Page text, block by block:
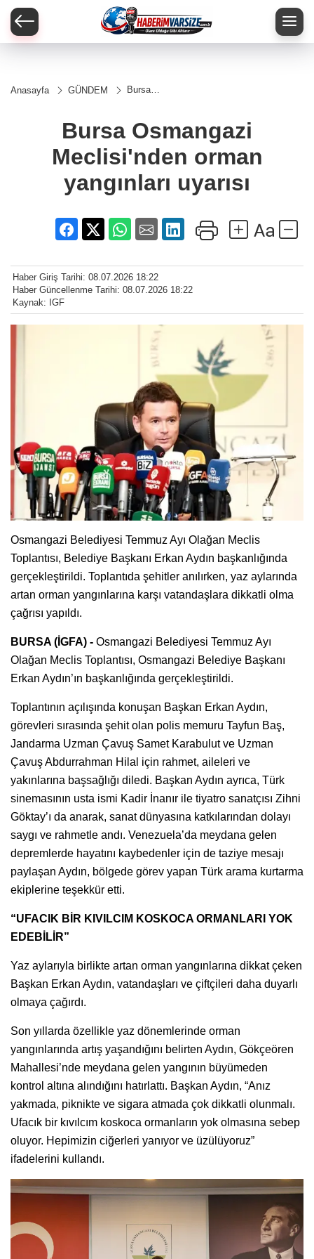
Anasayfa GÜNDEM
Bursa
orman
yangınları
Bursa Osmangazi
Meclisi'nden orman
yangınları uyarısı
Haber Giriş Tarihi: 08.07.2026 18:22
Haber Güncellenme Tarihi: 08.07.2026 18:22
Kaynak: IGF
Osmangazi Belediyesi Temmuz Ayı Olağan Meclis
Toplantısı, Belediye Başkanı Erkan Aydın başkanlığında
gerçekleştirildi. Toplantıda şehitler anılırken, yaz aylarında
artan orman yangınlarına karşı vatandaşlara dikkatli olma
çağrısı yapıldı.
BURSA (İGFA) - Osmangazi Belediyesi Temmuz Ayı
Olağan Meclis Toplantısı, Osmangazi Belediye Başkanı
Erkan Aydın’ın başkanlığında gerçekleştirildi.
Toplantının açılışında konuşan Başkan Erkan Aydın,
görevleri sırasında şehit olan polis memuru Tayfun Baş,
Jandarma Uzman Çavuş Samet Karabulut ve Uzman
Çavuş Abdurrahman Hilal için rahmet, aileleri ve
yakınlarına başsağlığı diledi. Başkan Aydın ayrıca, Türk
sinemasının usta ismi Kadir İnanır ile tiyatro sanatçısı Zihni
Göktay’ı da anarak, sanat dünyasına katkılarından dolayı
saygı ve rahmetle andı. Venezuela’da meydana gelen
depremlerde hayatını kaybedenler için de taziye mesajı
paylaşan Aydın, bölgede görev yapan Türk arama kurtarma
ekiplerine teşekkür etti.
“UFACIK BİR KIVILCIM KOSKOCA ORMANLARI YOK
EDEBİLİR”
Yaz aylarıyla birlikte artan orman yangınlarına dikkat çeken
Başkan Erkan Aydın, vatandaşları ve çiftçileri daha duyarlı
olmaya çağırdı.
Son yıllarda özellikle yaz dönemlerinde orman
yangınlarında artış yaşandığını belirten Aydın, Gökçeören
Mahallesi’nde meydana gelen yangının büyümeden
kontrol altına alındığını hatırlattı. Başkan Aydın, “Anız
yakmada, piknikte ve sigara atmada çok dikkatli olunmalı.
Ufacık bir kıvılcım koskoca ormanların yok olmasına sebep
oluyor. Hepimizin ciğerleri yanıyor ve üzülüyoruz”
ifadelerini kullandı.